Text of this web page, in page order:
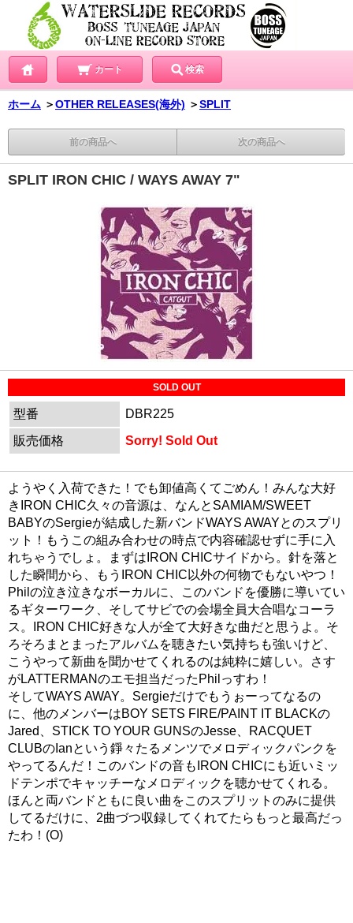
カート 検索
ホーム ＞OTHER RELEASES(海外) ＞SPLIT
前の商品へ 次の商品へ
SPLIT IRON CHIC / WAYS AWAY 7"
SOLD OUT
型番
DBR225
販売価格
Sorry! Sold Out
ようやく入荷できた！でも卸値高くてごめん！みんな大好
きIRON CHIC久々の音源は、なんとSAMIAM/SWEET
BABYのSergieが結成した新バンドWAYS AWAYとのスプリ
ット！もうこの組み合わせの時点で内容確認せずに手に入
れちゃうでしょ。まずはIRON CHICサイドから。針を落と
した瞬間から、もうIRON CHIC以外の何物でもないやつ！
Philの泣き泣きなボーカルに、このバンドを優勝に導いてい
るギターワーク、そしてサビでの会場全員大合唱なコーラ
ス。IRON CHIC好きな人が全て大好きな曲だと思うよ。そ
ろそろまとまったアルバムを聴きたい気持ちも強いけど、
こうやって新曲を聞かせてくれるのは純粋に嬉しい。さす
がLATTERMANのエモ担当だったPhilっすわ！
そしてWAYS AWAY。Sergieだけでもうぉーってなるの
に、他のメンバーはBOY SETS FIRE/PAINT IT BLACKの
Jared、STICK TO YOUR GUNSのJesse、RACQUET
CLUBのIanという錚々たるメンツでメロディックパンクを
やってるんだ！このバンドの音もIRON CHICにも近いミッ
ドテンポでキャッチーなメロディックを聴かせてくれる。
ほんと両バンドともに良い曲をこのスプリットのみに提供
してるだけに、2曲づつ収録してくれてたらもっと最高だっ
たわ！(O)